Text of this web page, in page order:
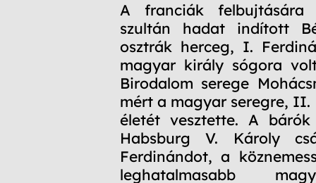
A franciák felbujtására
szultán hadat indított
osztrák herceg, I.
magyar király sógora
Birodalom serege
mért a magyar seregre, II.
életét vesztette. A
Habsburg V. Károly
Ferdinándot, a
leghatalmasabb